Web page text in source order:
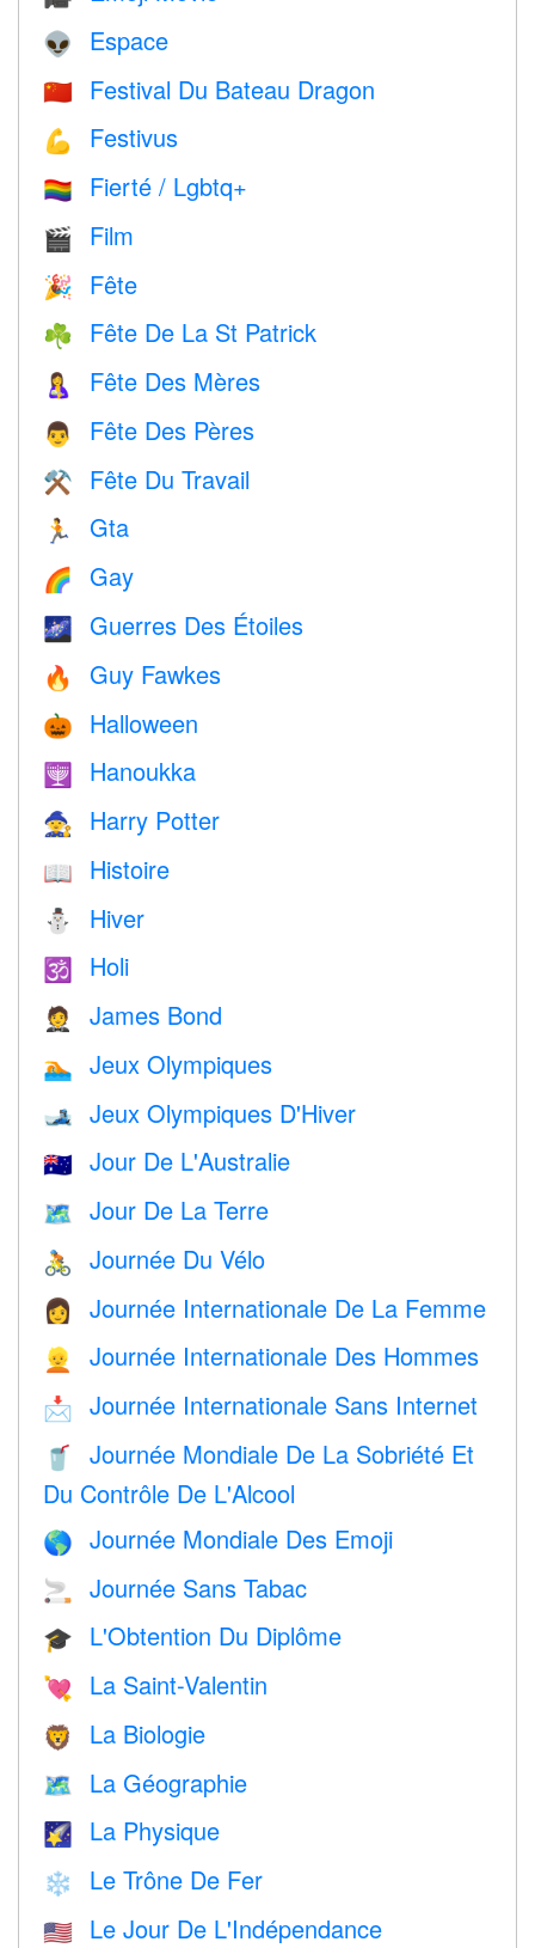
👽 Espace
🇨🇳 Festival Du Bateau Dragon
💪 Festivus
🏳️‍🌈 Fierté / Lgbtq+
🎬 Film
🎉 Fête
☘️ Fête De La St Patrick
🤱 Fête Des Mères
👨 Fête Des Pères
⚒️ Fête Du Travail
🏃 Gta
🌈 Gay
🌌 Guerres Des Étoiles
🔥 Guy Fawkes
🎃 Halloween
🕎 Hanoukka
🧙 Harry Potter
📖 Histoire
⛄ Hiver
🕉 Holi
🤵 James Bond
🏊 Jeux Olympiques
🎿 Jeux Olympiques D'Hiver
🇦🇺 Jour De L'Australie
🗺️ Jour De La Terre
🚴 Journée Du Vélo
👩 Journée Internationale De La Femme
👱 Journée Internationale Des Hommes
📩 Journée Internationale Sans Internet
🥤
Journée Mondiale De La Sobriété Et
Du Contrôle De L'Alcool
🌎 Journée Mondiale Des Emoji
🚬 Journée Sans Tabac
🎓 L'Obtention Du Diplôme
💘 La Saint-Valentin
🦁 La Biologie
🗺 La Géographie
🌠 La Physique
❄️ Le Trône De Fer
🇺🇸 Le Jour De L'Indépendance